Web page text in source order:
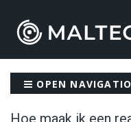
OPEN
Hoe maak ik een